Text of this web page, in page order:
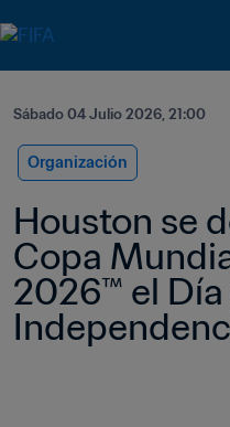
Sábado 04 Julio 2026, 21:00
Organización
Houston se
Copa
2026™ el Día